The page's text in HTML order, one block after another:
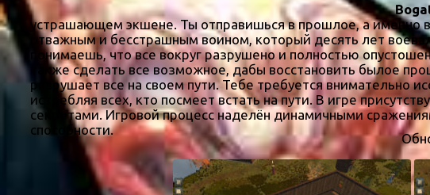
устрашающем экшене. Ты отправишься в прошлое, а именно
отважным и бесстрашным воином, который десять лет
понимаешь, что все вокруг разрушено и полностью
также сделать все возможное, дабы восстановить былое
разрушает все на своем пути. Тебе требуется внимательно
истребляя всех, кто посмеет встать на пути. В игре
секретами. Игровой процесс наделён динамичными
способности.